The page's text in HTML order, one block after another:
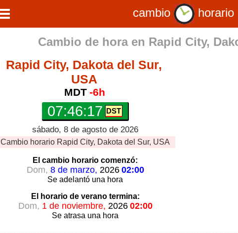
cambio horario
Cambio de hora en Rapid City,
Rapid City, Dakota del Sur,
USA
MDT -6h
07:46:18
sábado, 8 de agosto de 2026
Cambio horario Rapid City, Dakota del Sur, USA
El cambio horario comenzó:
Dom, 8 de marzo, 2026 02:00
Se adelantó una hora
El horario de veranotermina:
Dom, 1 de noviembre, 2026 02:00
Se atrasa una hora